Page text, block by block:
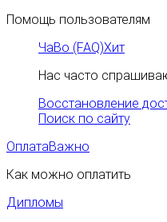
Помощь пользователям
ЧаВо (FAQ)Хит
Нас часто
Восстановление
Поиск по сайту
ОплатаВажно
Как можно оплатить
Дипломы